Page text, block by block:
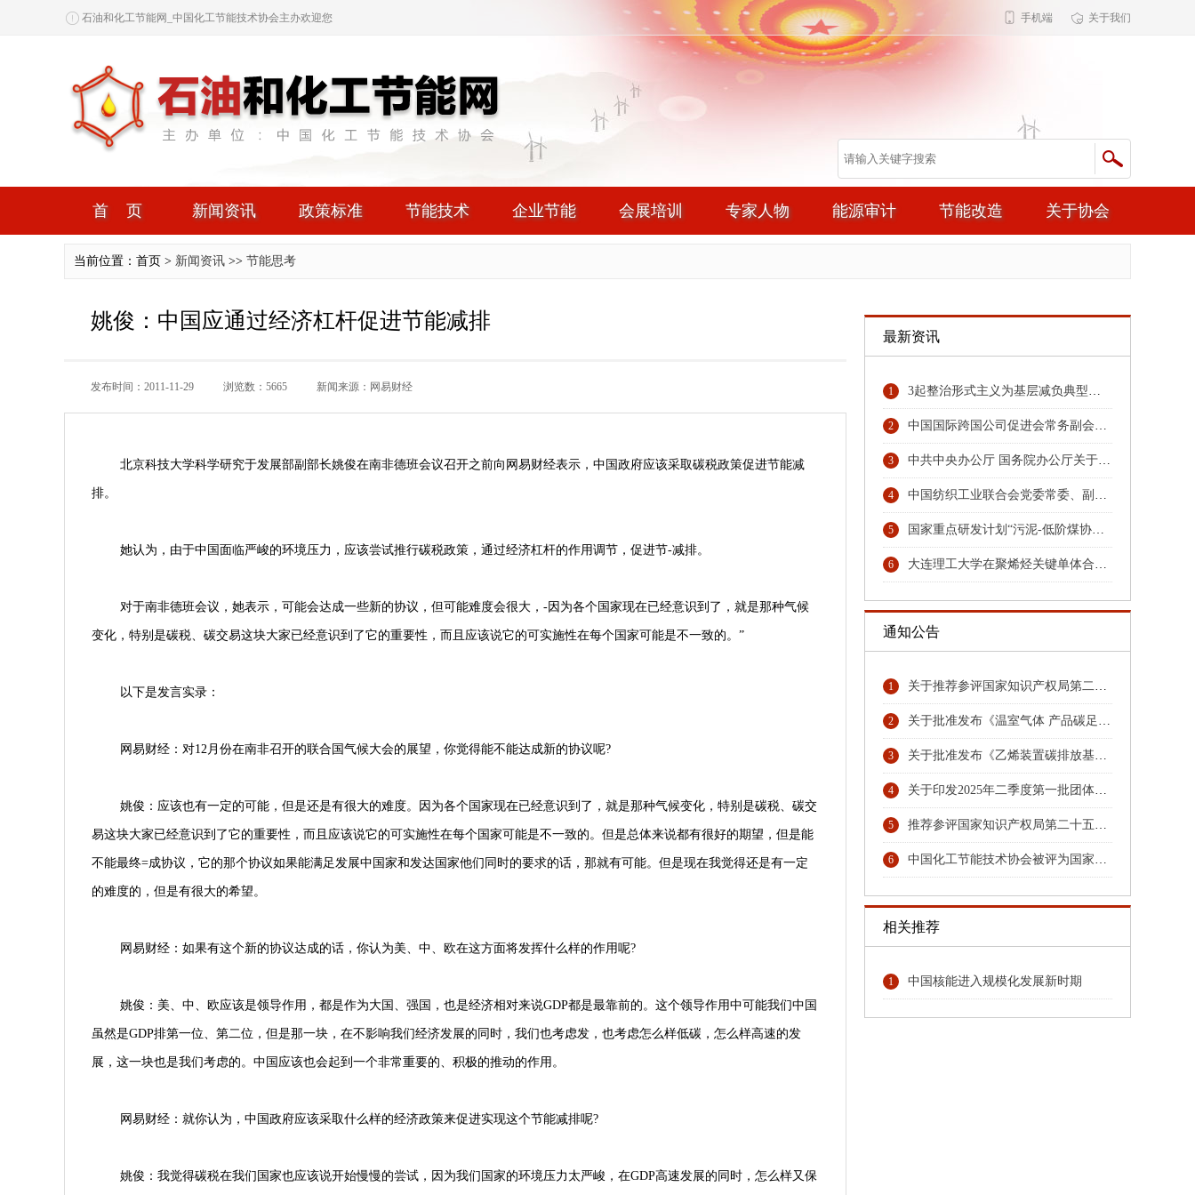
石油和化工节能网_中国化工节能技术协会主办欢迎您 手机端 关于我们
首页 新闻资讯 政策标准 节能技术 企业节能 会展培训 专家人物 能源审计 节能改造 关于协会
当前位置：首页 > 新闻资讯 >> 节能思考
姚俊：中国应通过经济杠杆促进节能减排
发布时间：2011-11-29 浏览数：5665 新闻来源：网易财经
北京科技大学科学研究于发展部副部长姚俊在南非德班会议召开之前向网易财经表示，中国政府应该采取碳税政策促进节能减
排。
她认为，由于中国面临严峻的环境压力，应该尝试推行碳税政策，通过经济杠杆的作用调节，促进节-减排。
对于南非德班会议，她表示，可能会达成一些新的协议，但可能难度会很大，-因为各个国家现在已经意识到了，就是那种气候
变化，特别是碳税、碳交易这块大家已经意识到了它的重要性，而且应该说它的可实施性在每个国家可能是不一致的。”
以下是发言实录：
网易财经：对12月份在南非召开的联合国气候大会的展望，你觉得能不能达成新的协议呢?
姚俊：应该也有一定的可能，但是还是有很大的难度。因为各个国家现在已经意识到了，就是那种气候变化，特别是碳税、碳交
易这块大家已经意识到了它的重要性，而且应该说它的可实施性在每个国家可能是不一致的。但是总体来说都有很好的期望，但是能
不能最终=成协议，它的那个协议如果能满足发展中国家和发达国家他们同时的要求的话，那就有可能。但是现在我觉得还是有一定
的难度的，但是有很大的希望。
网易财经：如果有这个新的协议达成的话，你认为美、中、欧在这方面将发挥什么样的作用呢?
姚俊：美、中、欧应该是领导作用，都是作为大国、强国，也是经济相对来说GDP都是最靠前的。这个领导作用中可能我们中国
虽然是GDP排第一位、第二位，但是那一块，在不影响我们经济发展的同时，我们也考虑发，也考虑怎么样低碳，怎么样高速的发
展，这一块也是我们考虑的。中国应该也会起到一个非常重要的、积极的推动的作用。
网易财经：就你认为，中国政府应该采取什么样的经济政策来促进实现这个节能减排呢?
姚俊：我觉得碳税在我们国家也应该说开始慢慢的尝试，因为我们国家的环境压力太严峻，在GDP高速发展的同时，怎么样又保
最新资讯
1 3起整治形式主义为基层减负典型问题，公开通报！
2 中国国际跨国公司促进会常务副会长张笑宇接受纪律审查和监察调查
3 中共中央办公厅 国务院办公厅关于更高水平更高质量做好节能降碳工作的意见
4 中国纺织工业联合会党委常委、副会长端小平接受纪律审查和监察调查
5 国家重点研发计划“污泥-低阶煤协同热解与秸秆水解耦合技术及装备”项目召开汇报与交流会
6 大连理工大学在聚烯烃关键单体合成领域取得重大技术突破
通知公告
1 关于推荐参评国家知识产权局第二十六届中国专利奖专利名单首批公示名单
2 关于批准发布《温室气体 产品碳足迹量化方法与要求 硝酸》团体标准的公告
3 关于批准发布《乙烯装置碳排放基准》《环氧乙烷乙二醇装置碳排放基准》团体标准的公告
4 关于印发2025年二季度第一批团体标准项目计划的通知
5 推荐参评国家知识产权局第二十五届中国专利奖专利名单的公示
6 中国化工节能技术协会被评为国家4A级社会组织
相关推荐
1 中国核能进入规模化发展新时期